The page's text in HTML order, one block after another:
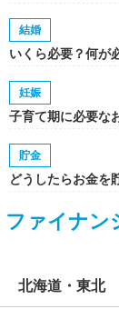
結婚
いくら必要？何が
妊娠
子育て期に必要な
貯金
どうしたらお金を
ファイナン
北海道・東北